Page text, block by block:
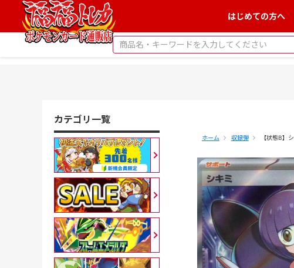
はじめての方へ
ホーム 収録弾 【状態B】
カテゴリ一覧